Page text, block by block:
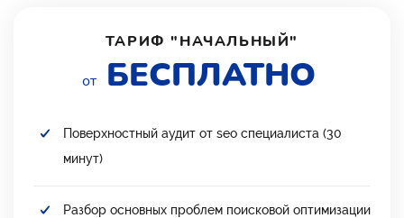
ТАРИФ "НАЧАЛЬНЫЙ"
от БЕСПЛАТНО
Поверхностный аудит от seo специалиста (30
минут)
Разбор основных проблем поисковой оптимизации